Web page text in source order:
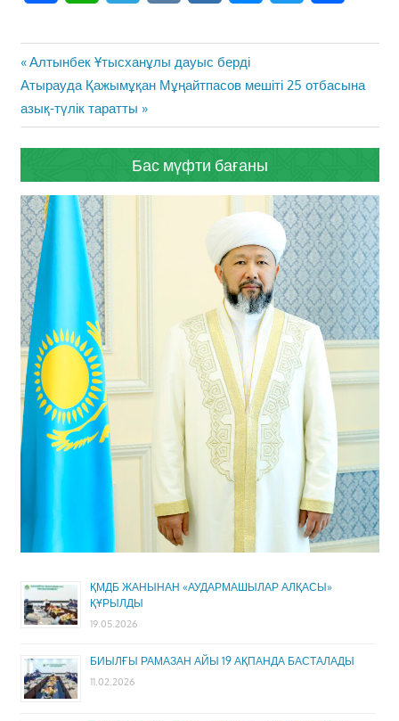
Жазба
навигациясы
Previous
Post:
Алтынбек Ұтысханұлы дауыс берді
Next
Post:
Атырауда Қажымұқан Мұңайтпасов мешіті 25 отбасына
азық-түлік таратты
Бас мүфти бағаны
ҚМДБ ЖАНЫНАН «АУДАРМАШЫЛАР АЛҚАСЫ»
ҚҰРЫЛДЫ
19.05.2026
БИЫЛҒЫ РАМАЗАН АЙЫ 19 АҚПАНДА БАСТАЛАДЫ
11.02.2026